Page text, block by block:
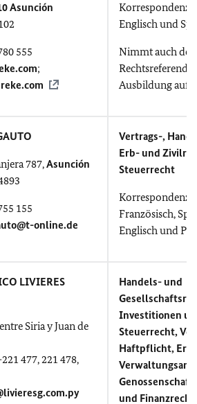
Asunción
555
;
Korrespondenz
Englisch und
Nimmt auch
Ausbildung auf.
787,Asunción
155
online.de
Vertrags-,
Erb- und
Steuerrecht
Korrespondenz
Französisch,
Englisch und
LIVIERES
Siria y Juan de
477, 221 478,
Handels- und
Investitionen
Steuerrecht,
Haftpflicht,
und Finanzrecht,